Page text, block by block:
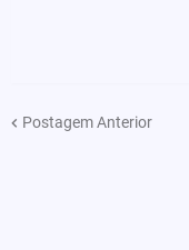
Postagem Anterior